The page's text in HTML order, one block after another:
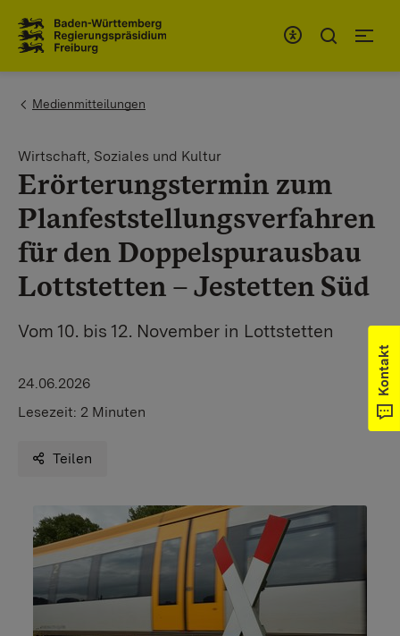
You are here:
Medienmitteilungen
Wirtschaft, Soziales und Kultur
Erörterungstermin zum
Planfeststellungsverfahren
für den Doppelspurausbau
Lottstetten – Jestetten Süd
Vom 10. bis 12. November in Lottstetten
24.06.2026
Lesezeit: 2 Minuten
Teilen
Kontakt